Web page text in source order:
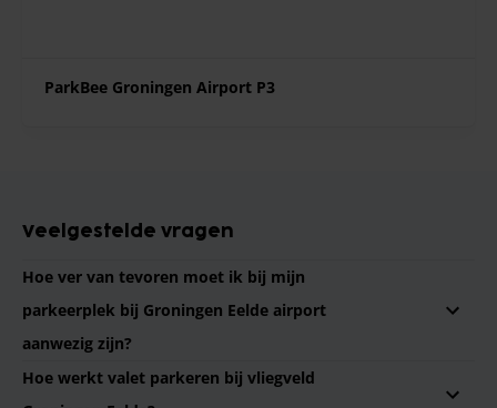
ParkBee Groningen Airport P3
Veelgestelde vragen
Hoe ver van tevoren moet ik bij mijn
parkeerplek bij Groningen Eelde airport
aanwezig zijn?
Bij Parkos raden we aan om uiterlijk 2 uur voor uw vlucht te
Hoe werkt valet parkeren bij vliegveld